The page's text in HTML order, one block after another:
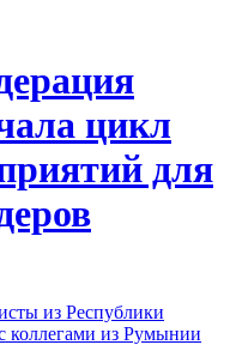
цикл
для
из Республики
коллегами из Румынии